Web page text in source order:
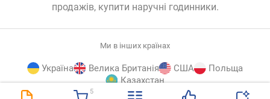
5
продажів, купити наручні годинники.
Ми в інших країнах
Україна Велика Британія США
Польща
Казахстан